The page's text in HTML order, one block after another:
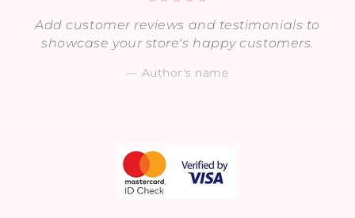
Add customer reviews and testimonials to
showcase your store's happy customers.
Author's name